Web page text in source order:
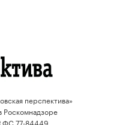
перспектива»
Роскомнадзоре
77-84449.